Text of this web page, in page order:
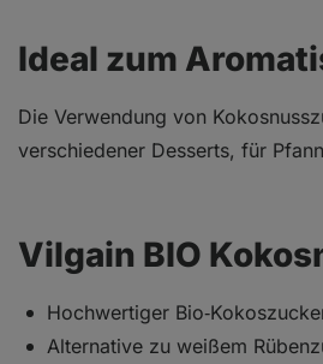
Ideal zum
Die Verwendung von
verschiedener Desserts, für
Vilgain BIO
Hochwertiger
Alternative zu weißem